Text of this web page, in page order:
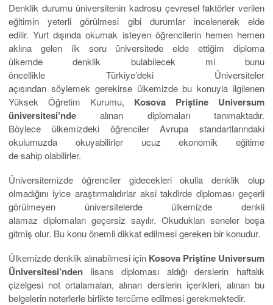
Denklik durumu üniversitenin kadrosu çevresel faktörler verilen
eğitimin yeterli görülmesi gibi durumlar incelenerek elde
edilir. Yurt dışında okumak isteyen öğrencilerin hemen hemen
aklına gelen ilk soru üniversitede elde ettiğim diploma
ülkemde denklik bulabilecek mi bunu
öncellikle Türkiye’deki Üniversiteler
açısından söylemek gerekirse ülkemizde bu konuyla ilgilenen
Yüksek Öğretim Kurumu, Kosova Priştine Universum
üniversitesi’nde alınan diplomaları tanımaktadır.
Böylece ülkemizdeki öğrenciler Avrupa standartlarındaki
okulumuzda okuyabilirler ucuz ekonomik eğitime
de sahip olabilirler.
Üniversitemizde öğrenciler gidecekleri okulla denklik olup
olmadığını iyice araştırmalıdırlar aksi takdirde diploması geçerli
görülmeyen üniversitelerde ülkemizde denkli
alamaz diplomaları geçersiz sayılır. Okudukları seneler boşa
gitmiş olur. Bu konu önemli dikkat edilmesi gereken bir konudur.
Ülkemizde denklik alınabilmesi için Kosova Priştine Universum
Üniversitesi’nden lisans diploması aldığı derslerin haftalık
çizelgesi not ortalamaları, alınan derslerin içerikleri, alınan bu
belgelerin noterlerle birlikte tercüme edilmesi gerekmektedir.